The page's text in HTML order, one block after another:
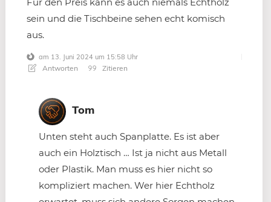
sein und die Tischbeine sehen echt komisch
aus.
am 13. Juni 2024 um 15:58 Uhr
Antworten Zitieren
Tom
Unten steht auch Spanplatte. Es ist aber
auch ein Holztisch … Ist ja nicht aus Metall
oder Plastik. Man muss es hier nicht so
kompliziert machen. Wer hier Echtholz